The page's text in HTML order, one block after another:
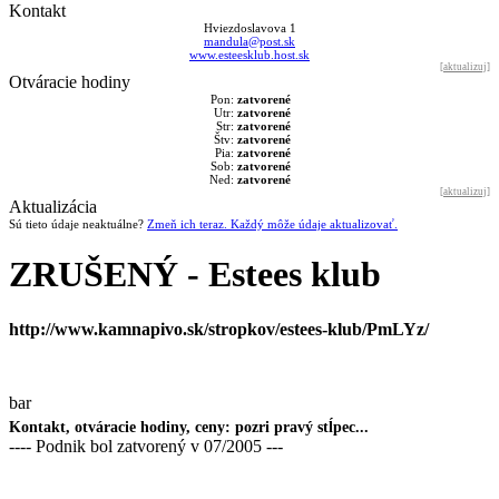
Kontakt
Hviezdoslavova 1
mandula@post.sk
www.esteesklub.host.sk
[aktualizuj]
Otváracie hodiny
Pon: zatvorené
Utr: zatvorené
Str: zatvorené
Štv: zatvorené
Pia: zatvorené
Sob: zatvorené
Ned: zatvorené
[aktualizuj]
Aktualizácia
Sú tieto údaje neaktuálne? Zmeň ich teraz. Každý môže údaje aktualizovať.
ZRUŠENÝ - Estees klub
http://www.kamnapivo.sk/stropkov/estees-klub/PmLYz/
bar
Kontakt, otváracie hodiny, ceny: pozri pravý stĺpec...
---- Podnik bol zatvorený v 07/2005 ---